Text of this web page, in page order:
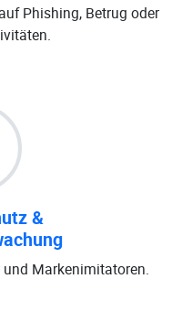
Phishing, Betrug oder
&
und Markenimitatoren.